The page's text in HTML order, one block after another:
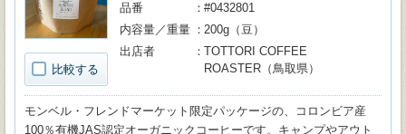
比較する
品番
#0432801
内容量／重量
200g（豆）
出店者
TOTTORI COFFEE
ROASTER（鳥取県）
モンベル・フレンドマーケット限定パッケージの、コロンビア産
100％有機JAS認定オーガニックコーヒーです。キャンプやアウト